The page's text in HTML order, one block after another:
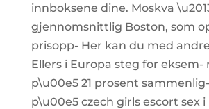
innboksene dine. Moskva
gjennomsnittlig Boston, som
prisopp- Her kan du med
Ellers i Europa steg for eksem-
p\u00e5 21 prosent
p\u00e5 czech girls escort sex